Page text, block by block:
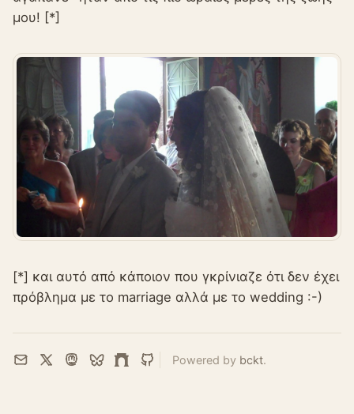
μου! [*]
[*] και αυτό από κάποιον που γκρίνιαζε ότι δεν έχει
πρόβλημα με το marriage αλλά με το wedding :-)
Email
X Mastodon
BlueskyFarcaster
GitHub
Powered by bckt.